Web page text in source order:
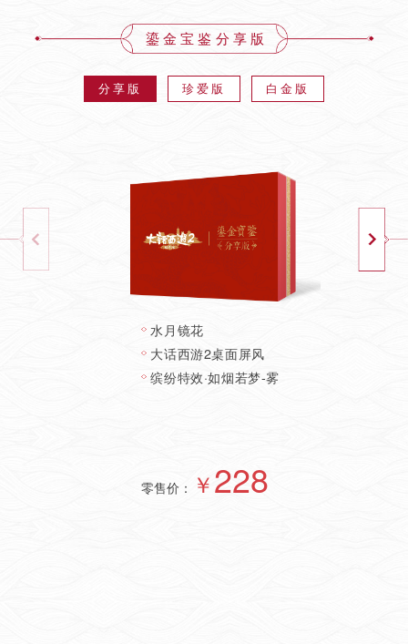
鎏金宝鉴分享版
分享版 珍爱版 白金版
水月镜花
大话西游2桌面屏风
缤纷特效·如烟若梦-雾
零售价： ￥228